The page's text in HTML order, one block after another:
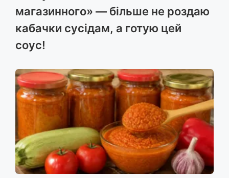
магазинного» — більше не роздаю
кабачки сусідам, а готую цей
соус!